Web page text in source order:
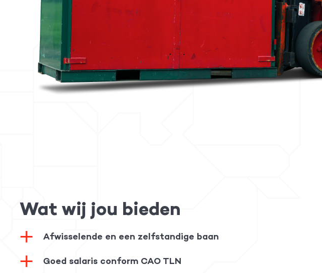
Wat wij jou bieden
Afwisselende en een zelfstandige baan
Goed salaris conform CAO TLN